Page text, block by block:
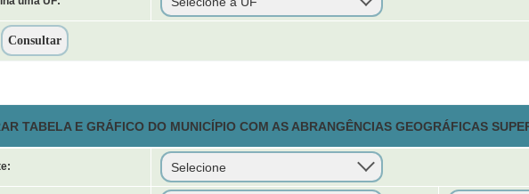
TABELA E GRÁFICO DO MUNICÍPIO COM AS ABRANGÊNCIAS GEOGRÁFICAS